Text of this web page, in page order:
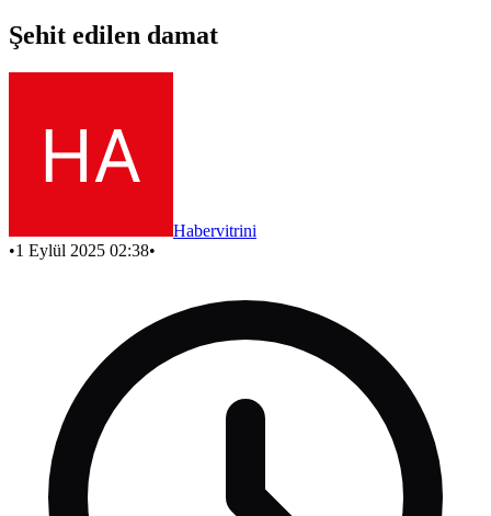
Şehit edilen damat
Habervitrini
•1 Eylül 2025 02:38•